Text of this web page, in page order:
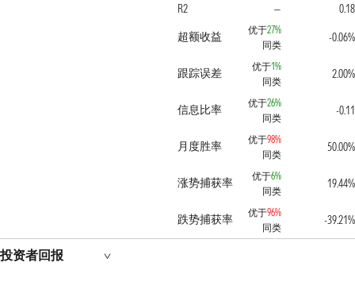
R2
—
0.18
超额收益
优于27%
同类
-0.06%
跟踪误差 优于1%
同类
2.00%
信息比率 优于26%
同类
-0.11
月度胜率 优于98%
同类
50.00%
涨势捕获率 优于6%
同类
19.44%
跌势捕获率 优于96%
同类
-39.21%
投资者回报